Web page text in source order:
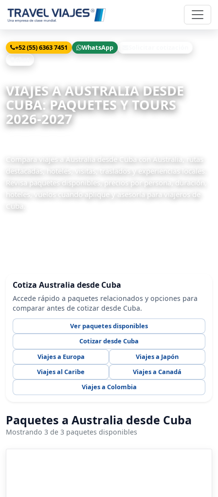
+52 (55) 6363 7451 WhatsApp
VIAJES A AUSTRALIA DESDE
CUBA: PAQUETES Y TOURS
2026-2027
Compara viajes a Australia desde Cuba con Australia, rutas
destacadas, hoteles, visitas, traslados y experiencias locales.
Revisa paquetes disponibles, precios por persona, duración,
hoteles, vuelos cuando aplique y asesoría para viajeros de
Cuba.
Cotiza Australia desde Cuba
Accede rápido a paquetes relacionados y opciones para
comparar antes de cotizar desde Cuba.
Ver paquetes disponibles
Cotizar desde Cuba
Viajes a Europa
Viajes a Japón
Viajes al Caribe
Viajes a Canadá
Viajes a Colombia
Paquetes a Australia desde Cuba
Mostrando 3 de 3 paquetes disponibles